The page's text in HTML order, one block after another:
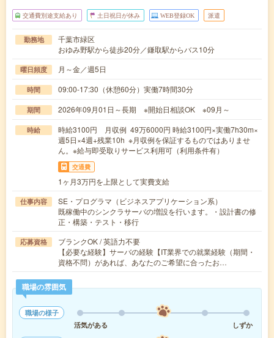
交通費別途支給あり 土日祝日が休み WEB登録OK 派遣
勤務地
千葉市緑区
おゆみ野駅から徒歩20分／鎌取駅からバス10分
曜日頻度 月～金／週5日
時間 09:00-17:30（休憩60分）実働7時間30分
期間 2026年09月01日～長期 ※開始日相談OK ※09月～
時給
時給3100円 月収例 49万6000円 時給3100円×実働7h30m×
週5日×4週+残業10h ※月収例を保証するものではありませ
ん。※給与即受取りサービス利用可（利用条件有）
交通費
1ヶ月3万円を上限として実費支給
仕事内容
SE・プログラマ（ビジネスアプリケーション系）
既稼働中のシンクラサーバの増設を行います。・設計書の修
正・構築・テスト・移行
応募資格
ブランクOK / 英語力不要
【必要な経験】サーバの経験【IT業界での就業経験（期間・
資格不問）があれば、あなたのご希望に合ったお…
職場の雰囲気
職場の様子
活気がある
しずか